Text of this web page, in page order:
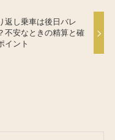
返し乗車は後日バレ
不安なときの精算と確
イント